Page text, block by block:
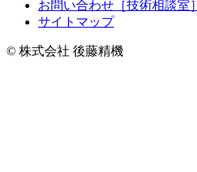
お問い合わせ［技術相談室］
サイトマップ
© 株式会社 後藤精機